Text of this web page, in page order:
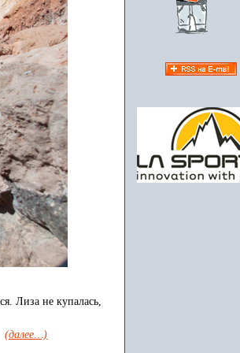
Лиза не купалась,
(далее…)